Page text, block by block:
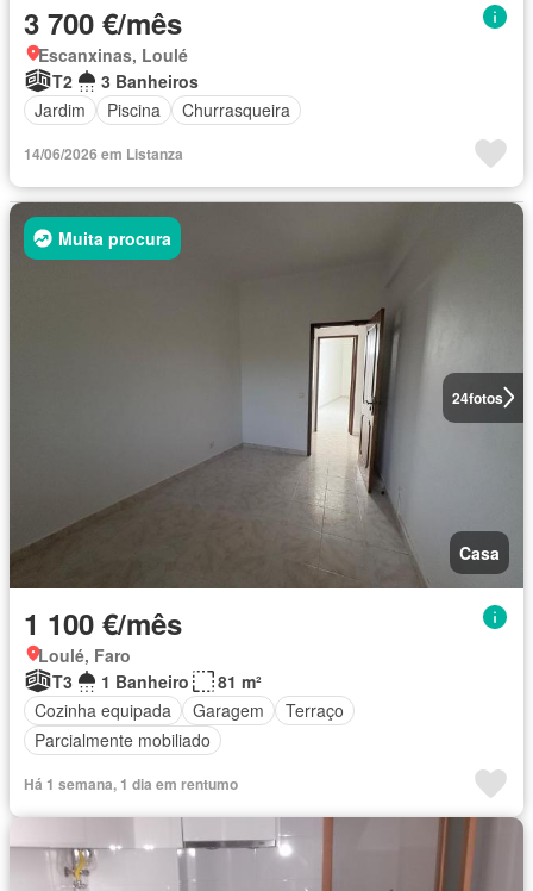
3 700 €/mês
Escanxinas, Loulé
T2
3 Banheiros
Jardim
Piscina Churrasqueira
14/06/2026 em Listanza
24fotos
Muita procura
Casa
1 100 €/mês
Loulé, Faro
T3
1 Banheiro
81 m²
Cozinha equipada
Garagem
Terraço
Parcialmente mobiliado
Há 1 semana, 1 dia em rentumo